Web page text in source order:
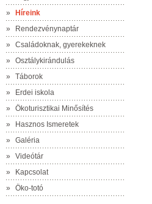
»
Híreink
»
Rendezvénynaptár
»
Családoknak, gyerekeknek
»
Osztálykirándulás
»
Táborok
»
Erdei iskola
»
Ökoturisztikai Minősítés
»
Hasznos Ismeretek
»
Galéria
»
Videótár
»
Kapcsolat
»
Öko-totó